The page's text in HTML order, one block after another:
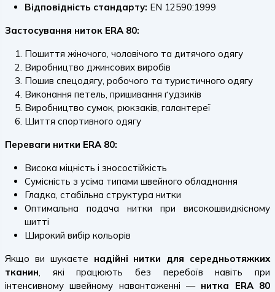
Відповідність стандарту: EN 12590:1999
Застосування ниток ERA 80:
Пошиття жіночого, чоловічого та дитячого одягу
Виробництво джинсових виробів
Пошив спецодягу, робочого та туристичного одягу
Виконання петель, пришивання ґудзиків
Виробництво сумок, рюкзаків, галантереї
Шиття спортивного одягу
Переваги нитки ERA 80:
Висока міцність і зносостійкість
Сумісність з усіма типами швейного обладнання
Гладка, стабільна структура нитки
Оптимальна подача нитки при високошвидкісному
шитті
Широкий вибір кольорів
Якщо ви шукаєте надійні нитки для середньотяжких
тканин, які працюють без перебоїв навіть при
інтенсивному швейному навантаженні — нитка ERA 80